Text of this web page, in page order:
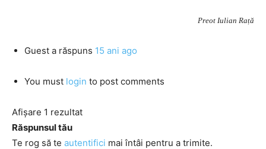
Preot Iulian Rață
Guest a răspuns 15 ani ago
You must login to post comments
Afișare 1 rezultat
Răspunsul tău
Te rog să te autentifici mai întâi pentru a trimite.